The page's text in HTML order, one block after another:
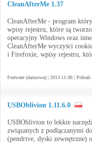
CleanAfterMe 1.37
CleanAfterMe - program
wpisy rejestru, które są
operacyjny Windows oraz
CleanAfterMe wyczyści
i Firefoxie, wpisy rejestru,
Freeware (darmowa) | 2013.11.06 |
USBOblivion 1.11.6.0
USBOblivion to lekkie
związanych z podłączanymi
(pendrive, dyski zewnętrzne)